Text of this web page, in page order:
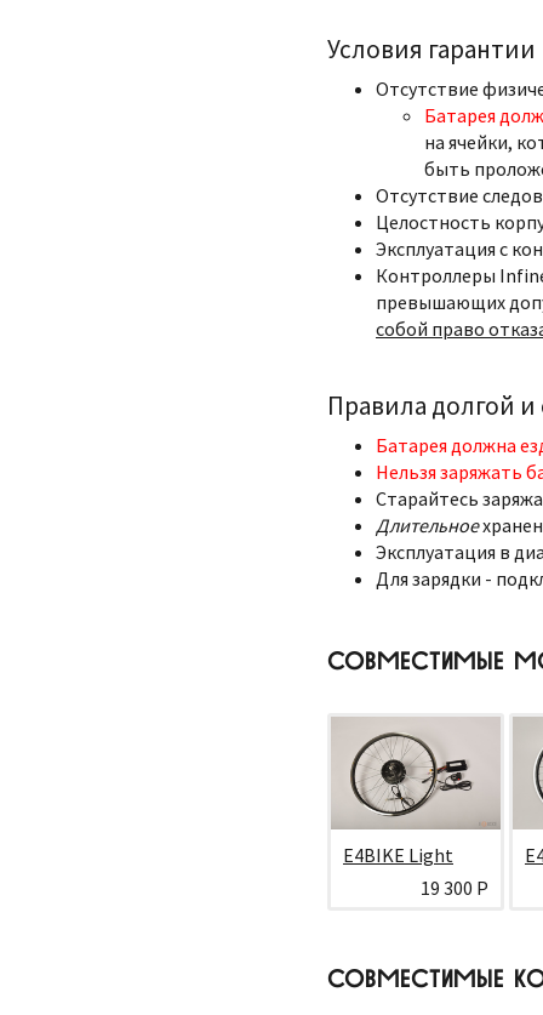
Условия гарантии
Отсутствие
Батарея
на ячейки,
быть
Отсутствие
Целостность
Эксплуатация с
Контроллеры
превышающих
собой право
Правила долгой
Батарея должна
Нельзя заряжать
Старайтесь
Длительное
Эксплуатация в
Для зарядки -
СОВМЕСТИМЫЕ
E4BIKE Light
19 300 Р
СОВМЕСТИМЫЕ